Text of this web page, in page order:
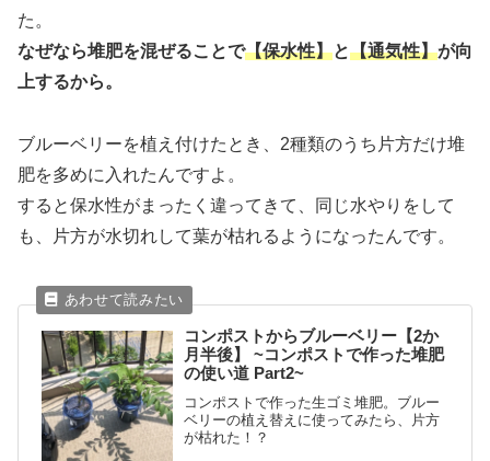
た。
なぜなら堆肥を混ぜることで【保水性】と【通気性】が向
上するから。
ブルーベリーを植え付けたとき、2種類のうち片方だけ堆
肥を多めに入れたんですよ。
すると保水性がまったく違ってきて、同じ水やりをして
も、片方が水切れして葉が枯れるようになったんです。
コンポストからブルーベリー【2か
月半後】 ~コンポストで作った堆肥
の使い道 Part2~
コンポストで作った生ゴミ堆肥。ブルー
ベリーの植え替えに使ってみたら、片方
が枯れた！？